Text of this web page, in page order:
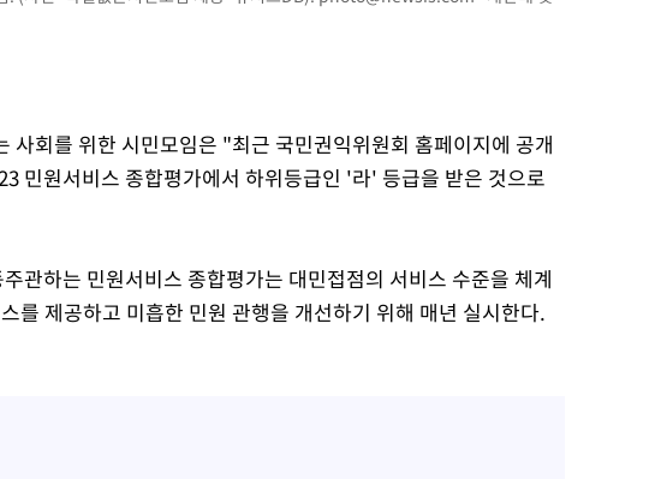
개장
슘섬에서 두차
사회를 위한 시민모임은 "최근 국민권익위원회 홈페이지에 공개
민원서비스 종합평가에서 하위등급인 '라' 등급을 받은 것으로
관하는 민원서비스 종합평가는 대민접점의 서비스 수준을 체계
를 제공하고 미흡한 민원 관행을 개선하기 위해 매년 실시한다.